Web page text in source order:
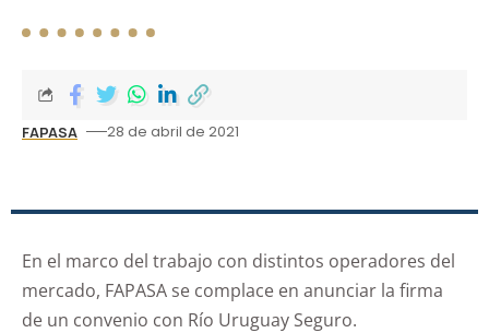
FAPASA 28 de abril de 2021
En el marco del trabajo con distintos operadores del
mercado, FAPASA se complace en anunciar la firma
de un convenio con Río Uruguay Seguro.